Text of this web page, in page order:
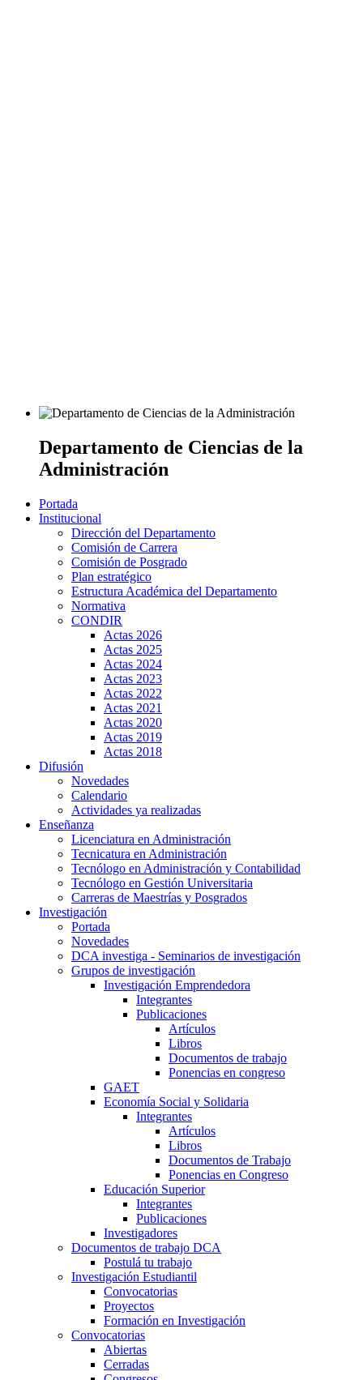
Departamento de Ciencias de la
Administración
Portada
Institucional
Dirección del Departamento
Comisión de Carrera
Comisión de Posgrado
Plan estratégico
Estructura Académica del Departamento
Normativa
CONDIR
Actas 2026
Actas 2025
Actas 2024
Actas 2023
Actas 2022
Actas 2021
Actas 2020
Actas 2019
Actas 2018
Difusión
Novedades
Calendario
Actividades ya realizadas
Enseñanza
Licenciatura en Administración
Tecnicatura en Administración
Tecnólogo en Administración y Contabilidad
Tecnólogo en Gestión Universitaria
Carreras de Maestrías y Posgrados
Investigación
Portada
Novedades
DCA investiga - Seminarios de investigación
Grupos de investigación
Investigación Emprendedora
Integrantes
Publicaciones
Artículos
Libros
Documentos de trabajo
Ponencias en congreso
GAET
Economía Social y Solidaria
Integrantes
Artículos
Libros
Documentos de Trabajo
Ponencias en Congreso
Educación Superior
Integrantes
Publicaciones
Investigadores
Documentos de trabajo DCA
Postulá tu trabajo
Investigación Estudiantil
Convocatorias
Proyectos
Formación en Investigación
Convocatorias
Abiertas
Cerradas